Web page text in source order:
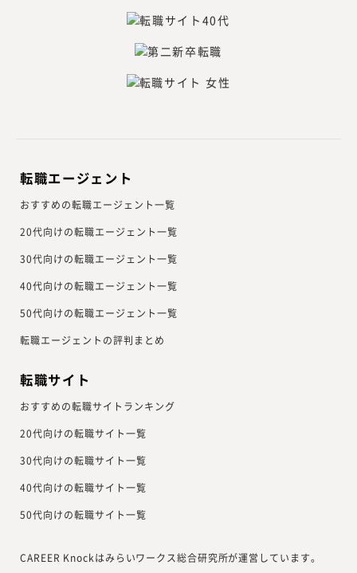
転職エージェント
おすすめの転職エージェント一覧
20代向けの転職エージェント一覧
30代向けの転職エージェント一覧
40代向けの転職エージェント一覧
50代向けの転職エージェント一覧
転職エージェントの評判まとめ
転職サイト
おすすめの転職サイトランキング
20代向けの転職サイト一覧
30代向けの転職サイト一覧
40代向けの転職サイト一覧
50代向けの転職サイト一覧
CAREER Knockはみらいワークス総合研究所が運営しています。